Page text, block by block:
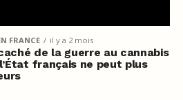
FRANCE il y a 2 mois
de la guerre au cannabis
français ne peut plus